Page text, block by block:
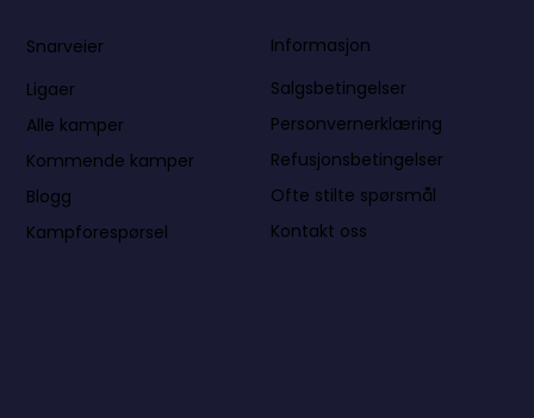
Snarveier
Ligaer
Alle kamper
Kommende kamper
Blogg
Kampforespørsel
Informasjon
Salgsbetingelser
Personvernerklæring
Refusjonsbetingelser
Ofte stilte spørsmål
Kontakt oss